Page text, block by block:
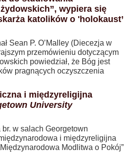
wypiera się
katolików o 'holokaust’
Sean P. O’Malley (Diecezja w
przemówieniu dotyczącym
powiedział, że Bóg jest
pragnących oczyszczenia
i międzyreligijna
University
w salach Georgetown
i międzyreligijna
Modlitwa o Pokój”